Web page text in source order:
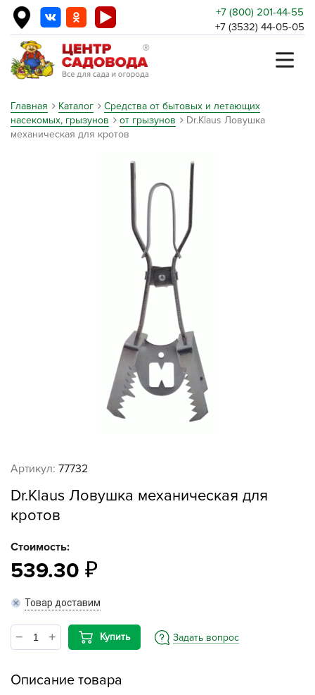
+7 (800) 201-44-55
+7 (3532) 44-05-05
Главная Каталог
Средства от бытовых и летающих
насекомых, грызунов
от грызунов
Dr.Klaus Ловушка
механическая для кротов
Артикул: 77732
Dr.Klaus Ловушка механическая для
кротов
Стоимость:
539.30
Товар доставим
Купить Задать вопрос
Описание товара